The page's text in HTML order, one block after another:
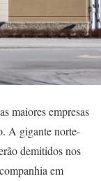
maiores empresas
A gigante norte-
demitidos nos
em